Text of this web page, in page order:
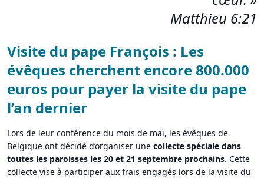
Matthieu 6:21
Visite du pape François : Les
évêques cherchent encore 800.000
euros pour payer la visite du pape
l’an dernier
Lors de leur conférence du mois de mai, les évêques de
Belgique ont décidé d’organiser une collecte spéciale dans
toutes les paroisses les 20 et 21 septembre prochains. Cette
collecte vise à participer aux frais engagés lors de la visite du